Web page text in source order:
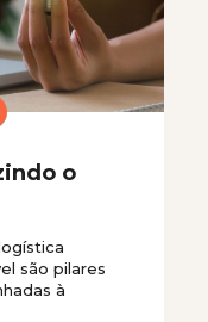
o
são pilares
à